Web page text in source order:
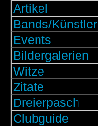
Artikel
Bands/Künstler
Events
Bildergalerien
Witze
Zitate
Dreierpasch
Clubguide